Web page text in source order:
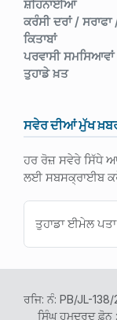
ਸ਼ਹਿਨਾਈਆਂ
ਕਰੰਸੀ ਦਰਾਂ /
ਕਿਤਾਬਾਂ
ਪਰਵਾਸੀ ਸਮਸਿਆਵਾਂ
ਤੁਹਾਡੇ ਖ਼ਤ
ਸਵੇਰ ਦੀਆਂ ਮੁੱਖ
ਹਰ ਰੋਜ਼ ਸਵੇਰੇ ਸਿੱਧੇ
ਲਈ ਸਬਸਕ੍ਰਾਈਬ
ਰਜਿ: ਨੰ: PB/JL-
ਸਿੰਘ ਹਮਦਰਦ ਫ਼ੋਨ